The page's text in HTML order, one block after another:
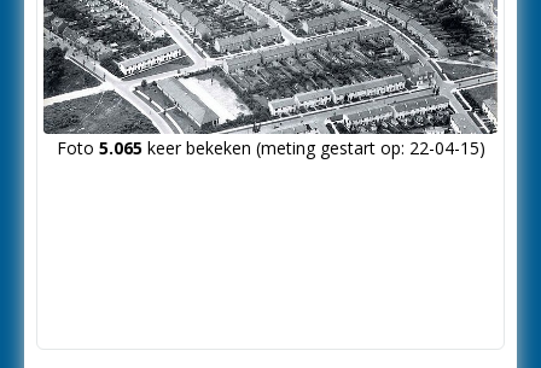
Foto 5.065keer bekeken (meting gestart op: 22-04-15)